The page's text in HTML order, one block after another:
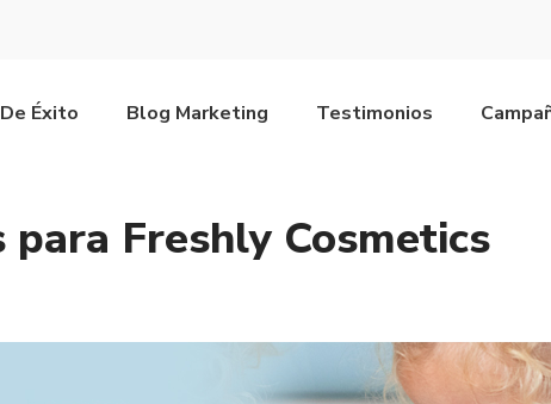
Éxito Blog Marketing Testimonios
para Freshly Cosmetics